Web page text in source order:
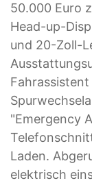
50.000 Euro
Head-up-
und 20-Zoll-
"Emergency
Laden.
elektrisch